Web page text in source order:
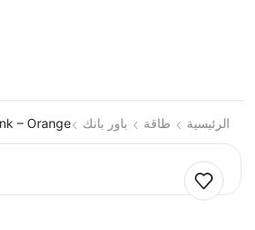
الرئيسية طاقة باور بانك – Orange